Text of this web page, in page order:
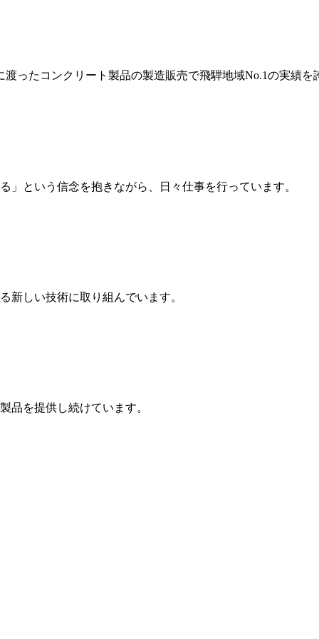
ったコンクリート製品の製造販売で飛騨地域No.1の実績を
という信念を抱きながら、日々仕事を行っています。
新しい技術に取り組んでいます。
品を提供し続けています。